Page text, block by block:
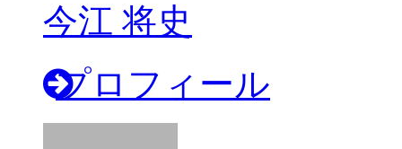
今江 将史
プロフィール